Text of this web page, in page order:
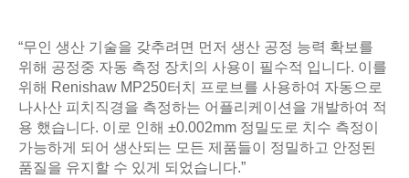
“무인 생산 기술을 갖추려면 먼저 생산 공정 능력 확보를
위해 공정중 자동 측정 장치의 사용이 필수적 입니다. 이를
위해 Renishaw MP250터치 프로브를 사용하여 자동으로
나사산 피치직경을 측정하는 어플리케이션을 개발하여 적
용 했습니다. 이로 인해 ±0.002mm 정밀도로 치수 측정이
가능하게 되어 생산되는 모든 제품들이 정밀하고 안정된
품질을 유지할 수 있게 되었습니다.”